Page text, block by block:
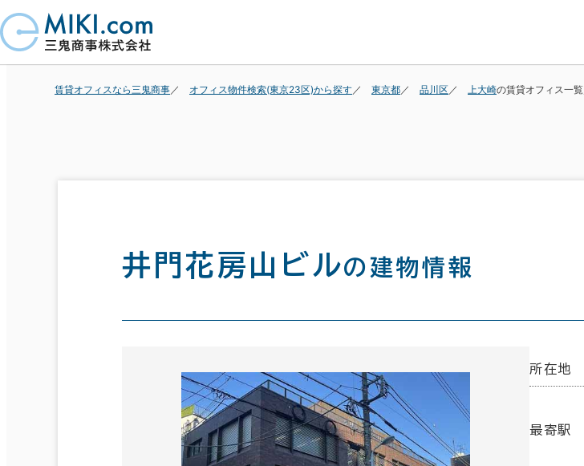
賃貸オフィスなら三鬼商事 オフィス物件検索(東京23区)から探す 東京都 品川区 上大崎の賃貸オフィス一覧
井門花房山ビルの建物情報
所在地
最寄駅